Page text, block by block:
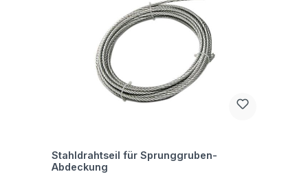
Stahldrahtseil für Sprunggruben-
Abdeckung